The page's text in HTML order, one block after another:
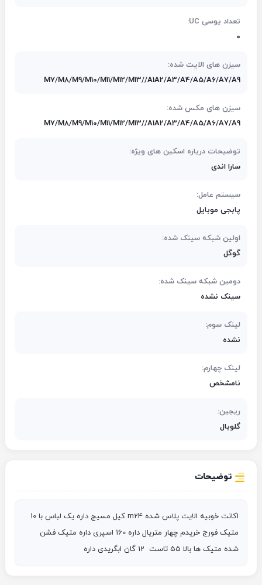
تعداد یوسی UC:
0
سیزن های الایت شده:
M7/M8/M9/M10/M11/M12/M13//A1A2/A3/A4/A5/A6/A7/A9
سیزن های مکس شده:
M7/M8/M9/M10/M11/M12/M13//A1A2/A3/A4/A5/A6/A7/A9
توضیحات درباره اسکین های ویژه:
سارا اندی
سیستم عامل:
پابجی موبایل
اولین شبکه سینک شده:
گوگل
دومین شبکه سینک شده:
سینک نشده
لینک سوم:
نشده
لینک چهارم:
نامشخص
ریجین:
گلوبال
توضیحات
شده متیک ها بالا 55 تاست  12 گان ابگریدی داره